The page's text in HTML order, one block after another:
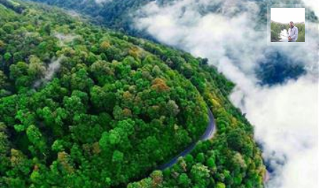
مهرداد زینلیان